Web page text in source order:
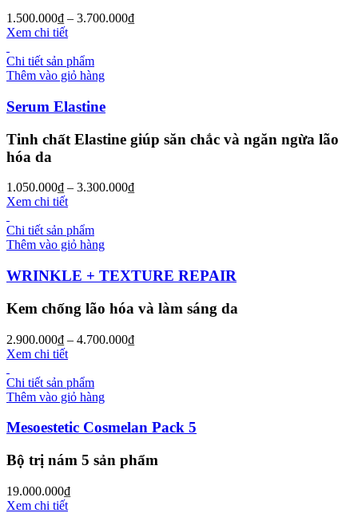
1.500.000₫ – 3.700.000₫
Xem chi tiết
Chi tiết sản phẩm
Thêm vào giỏ hàng
Serum Elastine
Tinh chất Elastine giúp săn chắc và ngăn ngừa lão
hóa da
1.050.000₫ – 3.300.000₫
Xem chi tiết
Chi tiết sản phẩm
Thêm vào giỏ hàng
WRINKLE + TEXTURE REPAIR
Kem chống lão hóa và làm sáng da
2.900.000₫ – 4.700.000₫
Xem chi tiết
Chi tiết sản phẩm
Thêm vào giỏ hàng
Mesoestetic Cosmelan Pack 5
Bộ trị nám 5 sản phẩm
19.000.000₫
Xem chi tiết